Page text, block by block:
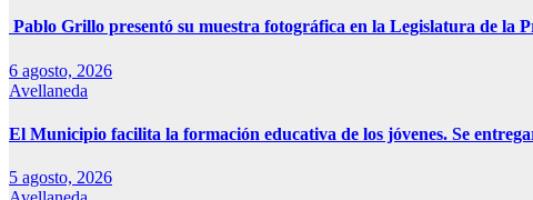
Pablo Grillo presentó su muestra fotográfica en la Legislatura de la
6 agosto, 2026
Avellaneda
El Municipio facilita la formación educativa de los jóvenes. Se
5 agosto, 2026